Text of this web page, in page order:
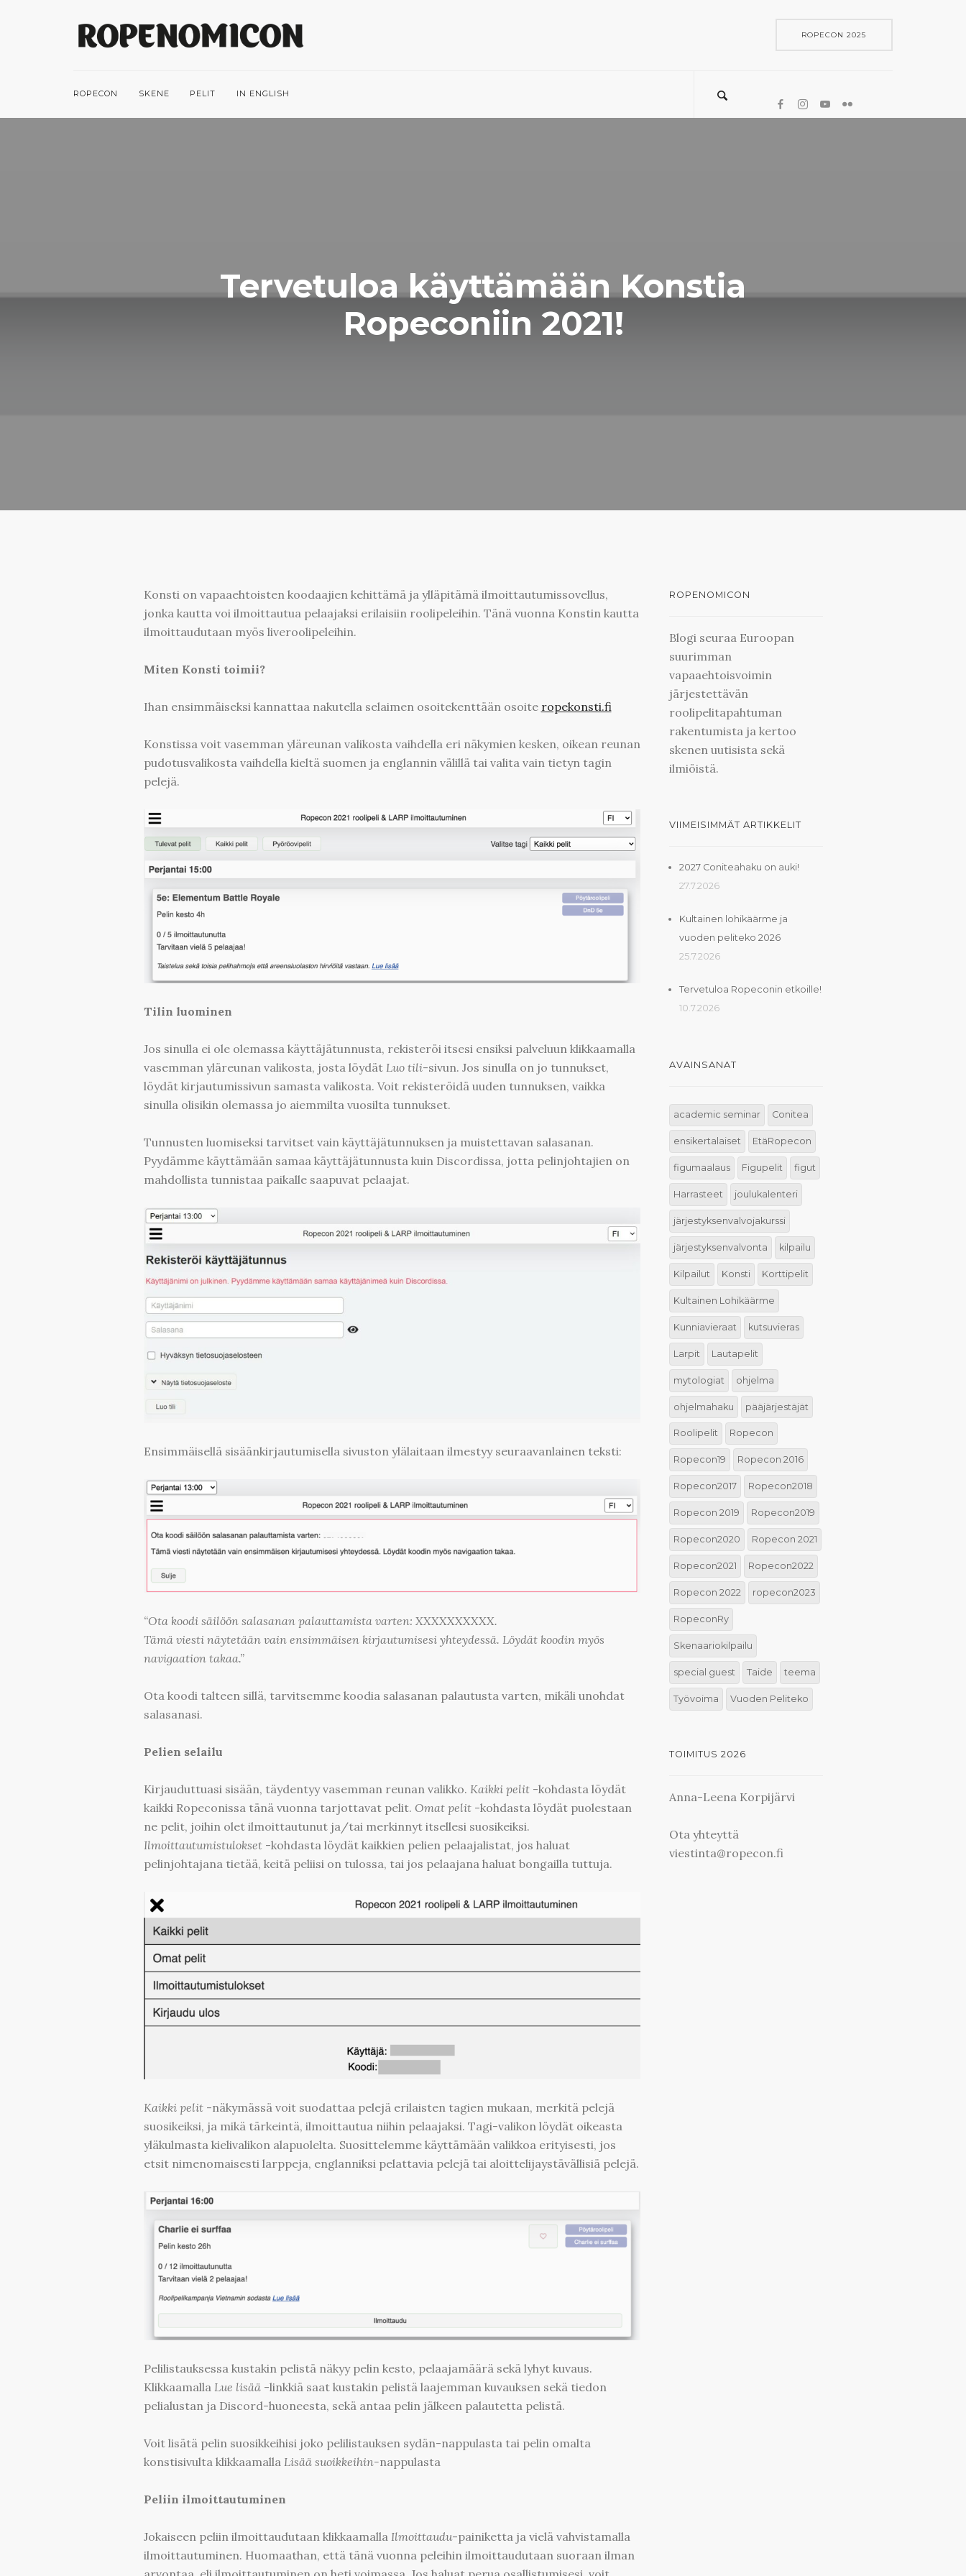
ROPECON 2025
ROPECON SKENE PELIT IN ENGLISH
Tervetuloa käyttämään Konstia
Ropeconiin 2021!
Konsti on vapaaehtoisten koodaajien kehittämä ja ylläpitämä ilmoittautumissovellus,
jonka kautta voi ilmoittautua pelaajaksi erilaisiin roolipeleihin. Tänä vuonna Konstin kautta
ilmoittaudutaan myös liveroolipeleihin.
Miten Konsti toimii?
Ihan ensimmäiseksi kannattaa nakutella selaimen osoitekenttään osoite ropekonsti.fi
Konstissa voit vasemman yläreunan valikosta vaihdella eri näkymien kesken, oikean reunan
pudotusvalikosta vaihdella kieltä suomen ja englannin välillä tai valita vain tietyn tagin
pelejä.
Tilin luominen
Jos sinulla ei ole olemassa käyttäjätunnusta, rekisteröi itsesi ensiksi palveluun klikkaamalla
vasemman yläreunan valikosta, josta löydät Luo tili-sivun. Jos sinulla on jo tunnukset,
löydät kirjautumissivun samasta valikosta. Voit rekisteröidä uuden tunnuksen, vaikka
sinulla olisikin olemassa jo aiemmilta vuosilta tunnukset.
Tunnusten luomiseksi tarvitset vain käyttäjätunnuksen ja muistettavan salasanan.
Pyydämme käyttämään samaa käyttäjätunnusta kuin Discordissa, jotta pelinjohtajien on
mahdollista tunnistaa paikalle saapuvat pelaajat.
Ensimmäisellä sisäänkirjautumisella sivuston ylälaitaan ilmestyy seuraavanlainen teksti:
“Ota koodi säilöön salasanan palauttamista varten: XXXXXXXXXX.
Tämä viesti näytetään vain ensimmäisen kirjautumisesi yhteydessä. Löydät koodin myös
navigaation takaa.”
Ota koodi talteen sillä, tarvitsemme koodia salasanan palautusta varten, mikäli unohdat
salasanasi.
Pelien selailu
Kirjauduttuasi sisään, täydentyy vasemman reunan valikko. Kaikki pelit-kohdasta löydät
kaikki Ropeconissa tänä vuonna tarjottavat pelit. Omat pelit-kohdasta löydät puolestaan
ne pelit, joihin olet ilmoittautunut ja/tai merkinnyt itsellesi suosikeiksi.
Ilmoittautumistulokset-kohdasta löydät kaikkien pelien pelaajalistat, jos haluat
pelinjohtajana tietää, keitä peliisi on tulossa, tai jos pelaajana haluat bongailla tuttuja.
Kaikki pelit-näkymässä voit suodattaa pelejä erilaisten tagien mukaan, merkitä pelejä
suosikeiksi, ja mikä tärkeintä, ilmoittautua niihin pelaajaksi. Tagi-valikon löydät oikeasta
yläkulmasta kielivalikon alapuolelta. Suosittelemme käyttämään valikkoa erityisesti, jos
etsit nimenomaisesti larppeja, englanniksi pelattavia pelejä tai aloittelijaystävällisiä pelejä.
Pelilistauksessa kustakin pelistä näkyy pelin kesto, pelaajamäärä sekä lyhyt kuvaus.
Klikkaamalla Lue lisää-linkkiä saat kustakin pelistä laajemman kuvauksen sekä tiedon
pelialustan ja Discord-huoneesta, sekä antaa pelin jälkeen palautetta pelistä.
Voit lisätä pelin suosikkeihisi joko pelilistauksen sydän-nappulasta tai pelin omalta
konstisivulta klikkaamalla Lisää suoikkeihin-nappulasta
Peliin ilmoittautuminen
Jokaiseen peliin ilmoittaudutaan klikkaamalla Ilmoittaudu-painiketta ja vielä vahvistamalla
ilmoittautuminen. Huomaathan, että tänä vuonna peleihin ilmoittaudutaan suoraan ilman
ROPENOMICON
Blogi seuraa Euroopan
suurimman
vapaaehtoisvoimin
järjestettävän
roolipelitapahtuman
rakentumista ja kertoo
skenen uutisista sekä
ilmiöistä.
VIIMEISIMMÄT ARTIKKELIT
2027 Coniteahaku on auki!
27.7.2026
Kultainen lohikäärme ja
vuoden peliteko 2026
25.7.2026
Tervetuloa Ropeconin etkoille!
10.7.2026
AVAINSANAT
academic seminar Conitea
ensikertalaiset EtäRopecon
figumaalaus Figupelit figut
Harrasteet joulukalenteri
järjestyksenvalvojakurssi
järjestyksenvalvonta kilpailu
Kilpailut Konsti Korttipelit
Kultainen Lohikäärme
Kunniavieraat kutsuvieras
Larpit Lautapelit
mytologiat ohjelma
ohjelmahaku pääjärjestäjät
Roolipelit Ropecon
Ropecon19 Ropecon 2016
Ropecon2017 Ropecon2018
Ropecon 2019 Ropecon2019
Ropecon2020 Ropecon 2021
Ropecon2021 Ropecon2022
Ropecon 2022 ropecon2023
RopeconRy
Skenaariokilpailu
special guest Taide teema
Työvoima Vuoden Peliteko
TOIMITUS 2026
Anna-Leena Korpijärvi
Ota yhteyttä
viestinta@ropecon.fi